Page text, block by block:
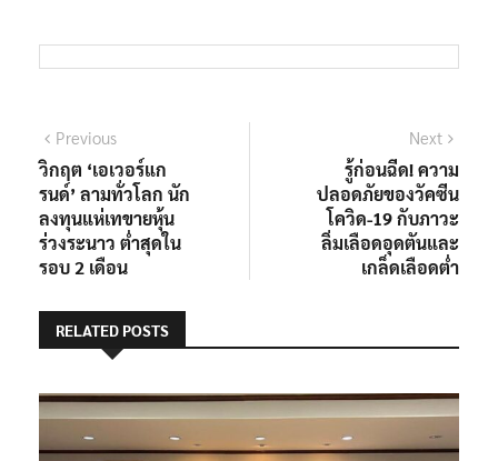
แนะแนว
เรื่อง
PreviousPrevious
post:
วิกฤต ‘เอเวอร์แก
รนด์’ ลามทั่วโลก นัก
ลงทุนแห่เทขายหุ้น
ร่วงระนาว ต่ำสุดใน
รอบ 2 เดือน
Next
รู้ก่อนฉีด! ความ
ปลอดภัยของวัคซีน
โควิด-19 กับภาวะ
ลิ่มเลือดอุดตันและ
เกล็ดเลือดต่ำ
RELATED POSTS